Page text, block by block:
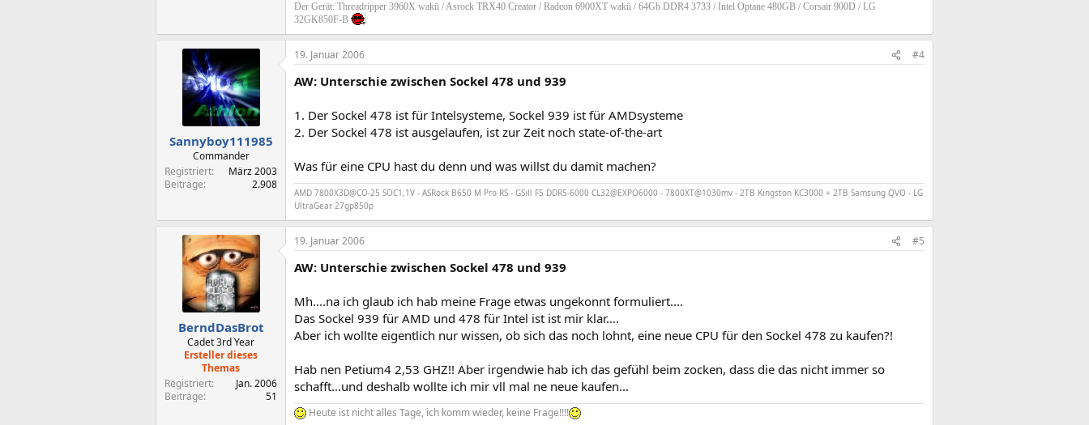
Der Gerät: Threadripper 3960X wakü / Asrock TRX40 Creator / Radeon 6900XT wakü / 64Gb DDR4 3733 / Intel Optane 480GB / Corsair 900D / LG
32GK850F-B
Sannyboy111985
Commander
Registriert
März 2003
Beiträge
2.908
19. Januar 2006 #4
AW: Unterschie zwischen Sockel 478 und 939
1. Der Sockel 478 ist für Intelsysteme, Sockel 939 ist für AMDsysteme
2. Der Sockel 478 ist ausgelaufen, ist zur Zeit noch state-of-the-art
Was für eine CPU hast du denn und was willst du damit machen?
AMD 7800X3D@CO-25 SOC1,1V - ASRock B650 M Pro RS - GSill F5 DDR5-6000 CL32@EXPO6000 - 7800XT@1030mv - 2TB Kingston KC3000 + 2TB Samsung QVO - LG
UltraGear 27gp850p
BerndDasBrot
Cadet 3rd Year
Ersteller dieses
Themas
Registriert
Jan. 2006
Beiträge
51
19. Januar 2006 #5
AW: Unterschie zwischen Sockel 478 und 939
Mh....na ich glaub ich hab meine Frage etwas ungekonnt formuliert....
Das Sockel 939 für AMD und 478 für Intel ist ist mir klar....
Aber ich wollte eigentlich nur wissen, ob sich das noch lohnt, eine neue CPU für den Sockel 478 zu kaufen?!
Hab nen Petium4 2,53 GHZ!! Aber irgendwie hab ich das gefühl beim zocken, dass die das nicht immer so
schafft...und deshalb wollte ich mir vll mal ne neue kaufen...
Heute ist nicht alles Tage, ich komm wieder, keine Frage!!!!